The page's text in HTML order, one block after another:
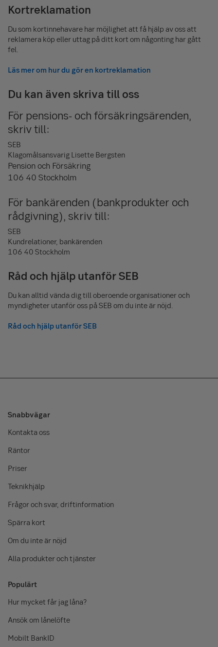
Kortreklamation
Du som kortinnehavare har möjlighet att få hjälp av oss att
reklamera köp eller uttag på ditt kort om någonting har gått
fel.
Läs mer om hur du gör en kortreklamation
Du kan även skriva till oss
För pensions- och försäkringsärenden,
skriv till:
SEB
Klagomålsansvarig Lisette Bergsten
Pension och Försäkring
106 40 Stockholm
För bankärenden (bankprodukter och
rådgivning), skriv till:
SEB
Kundrelationer, bankärenden
106 40 Stockholm
Råd och hjälp utanför SEB
Du kan alltid vända dig till oberoende organisationer och
myndigheter utanför oss på SEB om du inte är nöjd.
Råd och hjälp utanför SEB
Snabbvägar
Kontakta oss
Räntor
Priser
Teknikhjälp
Frågor och svar, driftinformation
Spärra kort
Om du inte är nöjd
Alla produkter och tjänster
Populärt
Hur mycket får jag låna?
Ansök om lånelöfte
Mobilt BankID